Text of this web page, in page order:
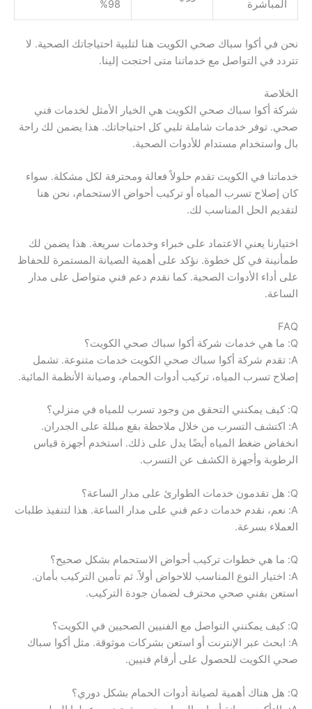
المباشرة
98%
نحن في أكوا سباك صحي الكويت هنا لتلبية احتياجاتك الصحية. لا
تتردد في التواصل مع خدماتنا متى احتجت إلينا.
الخلاصة
شركة أكوا سباك صحي الكويت هي الخيار الأمثل لخدمات فني
صحي. توفر خدمات شاملة تلبي كل احتياجاتك. هذا يضمن لك راحة
بال واستخدام مستدام للأدوات الصحية.
خدماتنا في الكويت تقدم حلولاً فعالة ومحترفة لكل مشكلة. سواء
كان إصلاح تسرب المياه أو تركيب أحواض الاستحمام، نحن هنا
لتقديم الحل المناسب لك.
اختيارنا يعني الاعتماد على خبراء وخدمات سريعة. هذا يضمن لك
طمأنينة في كل خطوة. نؤكد على أهمية الصيانة المستمرة للحفاظ
على أداء الأدوات الصحية. كما نقدم دعم فني متواصل على مدار
الساعة.
FAQ
Q: ما هي خدمات شركة أكوا سباك صحي الكويت؟
A: تقدم شركة أكوا سباك صحي الكويت خدمات متنوعة. تشمل
إصلاح تسرب المياه، تركيب أدوات الحمام، وصيانة الأنظمة المائية.
Q: كيف يمكنني التحقق من وجود تسرب للمياه في منزلي؟
A: اكتشف التسرب من خلال ملاحظة بقع مبللة على الجدران.
انخفاض ضغط المياه أيضًا يدل على ذلك. استخدم أجهزة قياس
الرطوبة وأجهزة الكشف عن التسرب.
Q: هل تقدمون خدمات الطوارئ على مدار الساعة؟
A: نعم، نقدم خدمات دعم فني على مدار الساعة. هذا لتنفيذ طلبات
العملاء بسرعة.
Q: ما هي خطوات تركيب أحواض الاستحمام بشكل صحيح؟
A: اختيار النوع المناسب للاحواض أولاً. ثم تأمين التركيب بأمان.
استعن بفني صحي محترف لضمان جودة التركيب.
Q: كيف يمكنني التواصل مع الفنيين الصحيين في الكويت؟
A: ابحث عبر الإنترنت أو استعن بشركات موثوقة. مثل أكوا سباك
صحي الكويت للحصول على أرقام فنيين.
Q: هل هناك أهمية لصيانة أدوات الحمام بشكل دوري؟